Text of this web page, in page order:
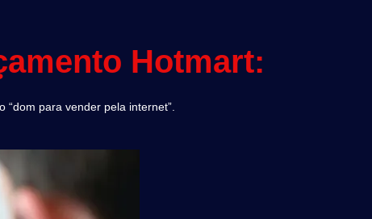
Hotmart:
para vender pela internet”.